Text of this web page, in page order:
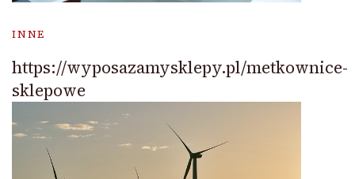
INNE
https://wyposazamysklepy.pl/metkownice-
sklepowe